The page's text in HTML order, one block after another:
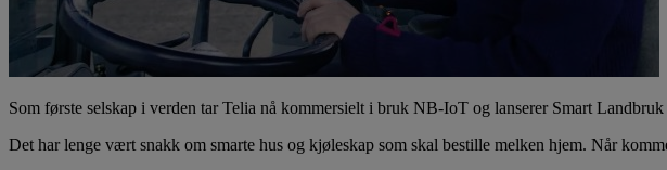
Som første selskap i verden tar Telia nå kommersielt i bruk NB-IoT og lanserer Smart
Det har lenge vært snakk om smarte hus og kjøleskap som skal bestille melken hjem. Når